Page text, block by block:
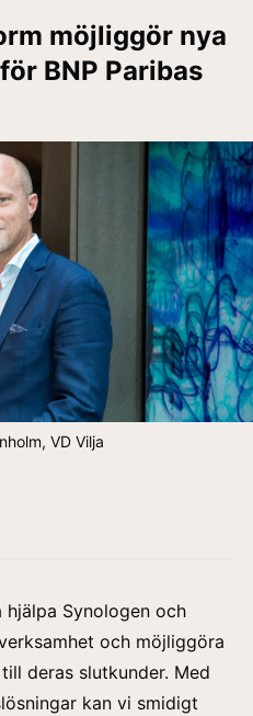
möjliggör nya
BNP Paribas
VD Vilja
Paribas Personal
hjälpa Synologen och
och möjliggöra
deras slutkunder. Med
kan vi smidigt